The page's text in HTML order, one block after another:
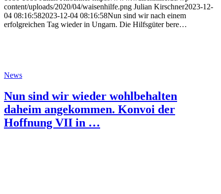
content/uploads/2020/04/waisenhilfe.png Julian Kirschner2023-12-
04 08:16:582023-12-04 08:16:58Nun sind wir nach einem
erfolgreichen Tag wieder in Ungarn. Die Hilfsgüter bere…
News
Nun sind wir wieder wohlbehalten
daheim angekommen. Konvoi der
Hoffnung VII in …